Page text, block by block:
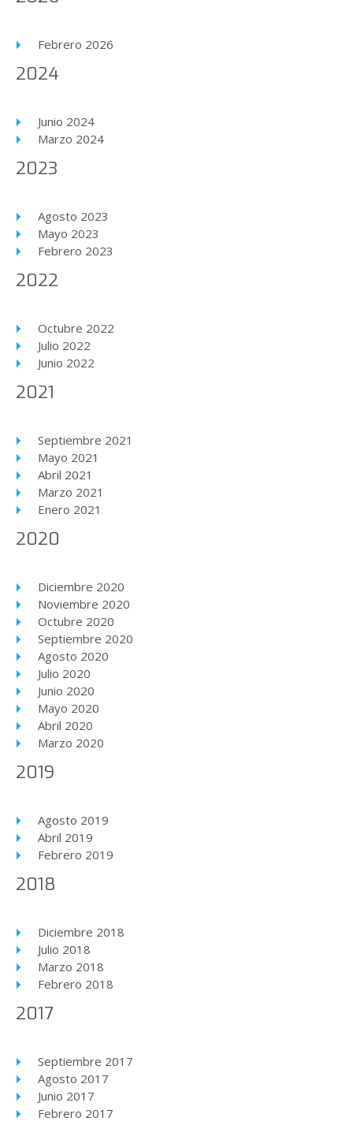
Febrero 2026
2024
Junio 2024
Marzo 2024
2023
Agosto 2023
Mayo 2023
Febrero 2023
2022
Octubre 2022
Julio 2022
Junio 2022
2021
Septiembre 2021
Mayo 2021
Abril 2021
Marzo 2021
Enero 2021
2020
Diciembre 2020
Noviembre 2020
Octubre 2020
Septiembre 2020
Agosto 2020
Julio 2020
Junio 2020
Mayo 2020
Abril 2020
Marzo 2020
2019
Agosto 2019
Abril 2019
Febrero 2019
2018
Diciembre 2018
Julio 2018
Marzo 2018
Febrero 2018
2017
Septiembre 2017
Agosto 2017
Junio 2017
Febrero 2017